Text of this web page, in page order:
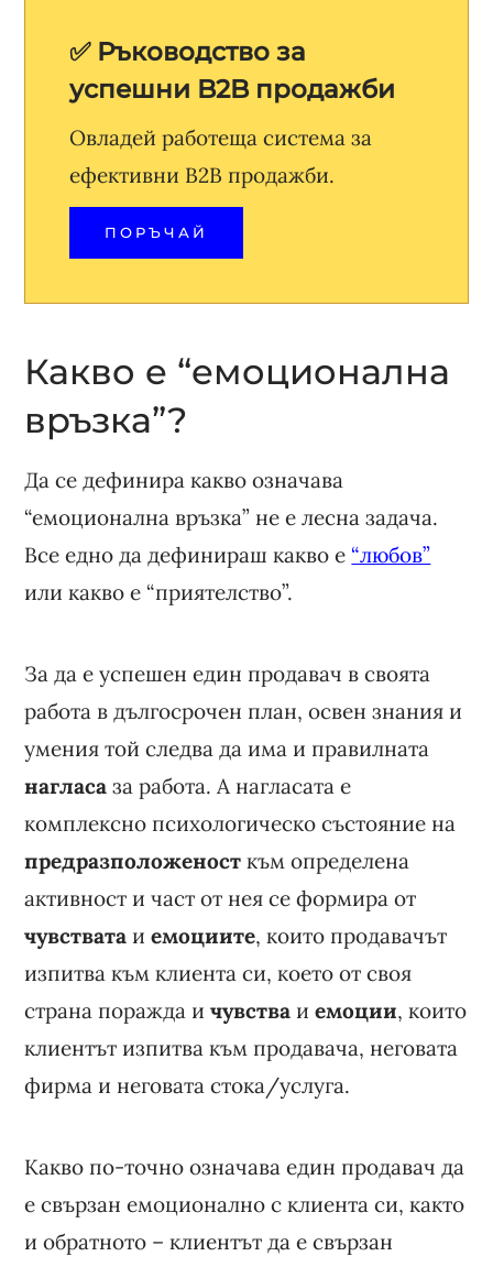
✅ Ръководство за
успешни B2B продажби
Овладей работеща система за
ефективни B2B продажби.
ПОРЪЧАЙ
Какво е “емоционална
връзка”?
Да се дефинира какво означава
“емоционална връзка” не е лесна задача.
Все едно да дефинираш какво е “любов”
или какво е “приятелство”.
За да е успешен един продавач в своята
работа в дългосрочен план, освен знания и
умения той следва да има и правилната
нагласа за работа. А нагласата е
комплексно психологическо състояние на
предразположеност към определена
активност и част от нея се формира от
чувствата иемоциите, които продавачът
изпитва към клиента си, което от своя
страна поражда ичувства иемоции, които
клиентът изпитва към продавача, неговата
фирма и неговата стока/услуга.
Какво по-точно означава един продавач да
е свързан емоционално с клиента си, както
и обратното – клиентът да е свързан